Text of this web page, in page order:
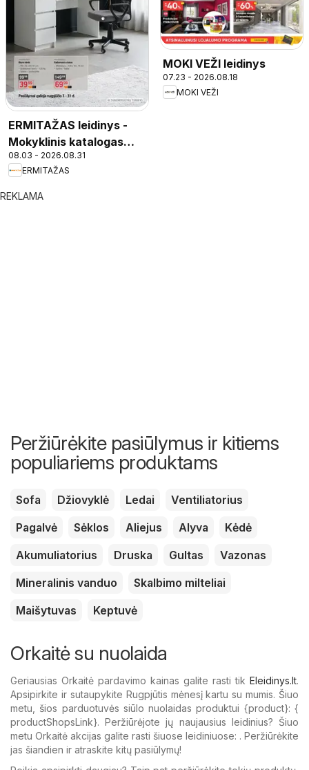
ERMITAŽAS leidinys -
Mokyklinis katalogas
2026
08.03 - 2026.08.31
ERMITAŽAS
MOKI VEŽI leidinys
07.23 - 2026.08.18
MOKI VEŽI
REKLAMA
Peržiūrėkite pasiūlymus ir kitiems
populiariems produktams
Sofa Džiovyklė Ledai
Ventiliatorius
Pagalvė
Sėklos Aliejus Alyva
Kėdė
Akumuliatorius
Druska Gultas
Vazonas
Mineralinis vanduo
Skalbimo milteliai
Maišytuvas
Keptuvė
Orkaitė su nuolaida
Geriausias Orkaitė pardavimo kainas galite rasti tik Eleidinys.lt.
Apsipirkite ir sutaupykite Rugpjūtis mėnesį kartu su mumis. Šiuo
metu, šios parduotuvės siūlo nuolaidas produktui {​product}: {​
productShopsLink}. Peržiūrėjote jų naujausius leidinius? Šiuo
metu Orkaitė akcijas galite rasti šiuose leidiniuose: . Peržiūrėkite
jas šiandien ir atraskite kitų pasiūlymų!